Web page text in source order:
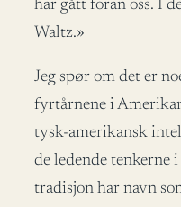
har gått foran oss. I
Waltz.»
Jeg spør om det er
fyrtårnene i
tysk-amerikansk
de ledende tenkerne
tradisjon har navn